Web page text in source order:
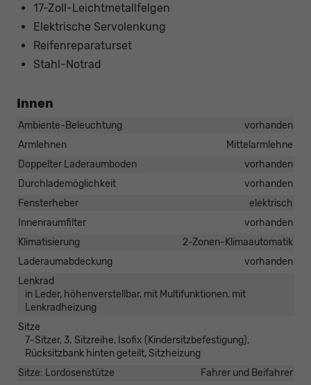
17-Zoll-Leichtmetallfelgen
Elektrische Servolenkung
Reifenreparaturset
Stahl-Notrad
Innen
Ambiente-Beleuchtung
vorhanden
Armlehnen
Mittelarmlehne
Doppelter Laderaumboden
vorhanden
Durchlademöglichkeit
vorhanden
Fensterheber
elektrisch
Innenraumfilter
vorhanden
Klimatisierung
2-Zonen-Klimaautomatik
Laderaumabdeckung
vorhanden
Lenkrad
in Leder, höhenverstellbar, mit Multifunktionen, mit
Lenkradheizung
Sitze
7-Sitzer, 3. Sitzreihe, Isofix (Kindersitzbefestigung),
Rücksitzbank hinten geteilt, Sitzheizung
Sitze: Lordosenstütze
Fahrer und Beifahrer